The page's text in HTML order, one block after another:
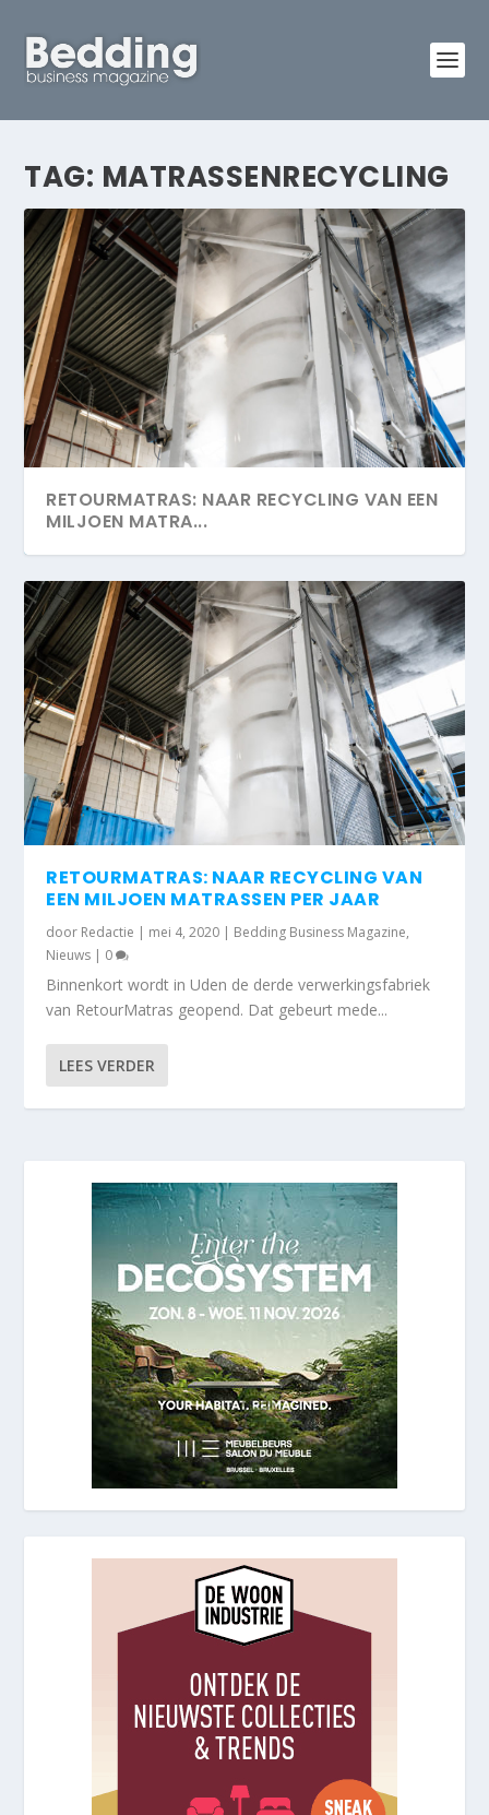
TAG: MATRASSENRECYCLING
RETOURMATRAS: NAAR RECYCLING VAN EEN
MILJOEN MATRA...
RETOURMATRAS: NAAR RECYCLING VAN
EEN MILJOEN MATRASSEN PER JAAR
door Redactie | mei 4, 2020 | Bedding Business Magazine,
Nieuws | 0
Binnenkort wordt in Uden de derde verwerkingsfabriek
van RetourMatras geopend. Dat gebeurt mede...
LEES VERDER